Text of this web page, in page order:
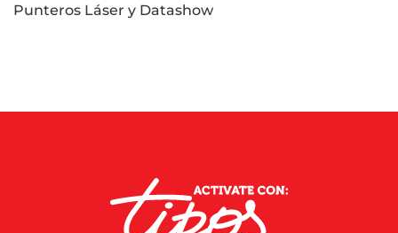
Punteros Láser y Datashow